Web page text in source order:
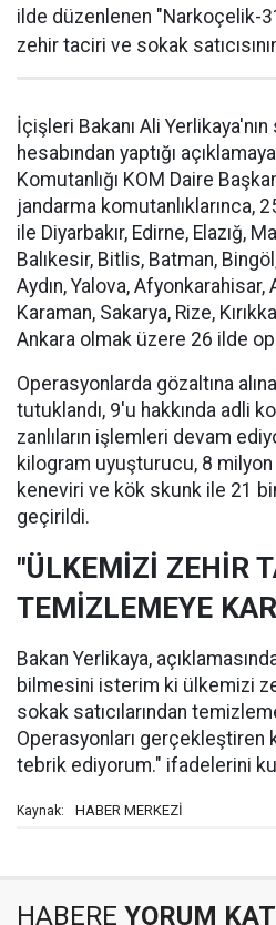
ilde düzenlenen "Narkoçelik-
zehir taciri ve sokak
İçişleri Bakanı Ali
hesabından yaptığı
Komutanlığı KOM Daire
jandarma komutanlıklarınca,
ile Diyarbakır, Edirne, Elazığ,
Balıkesir, Bitlis, Batman,
Aydın, Yalova, Afyonkarahisar,
Karaman, Sakarya, Rize,
Ankara olmak üzere 26 ilde
Operasyonlarda gözaltına
tutuklandı, 9'u hakkında adli
zanlıların işlemleri devam
kilogram uyuşturucu, 8
keneviri ve kök skunk ile 21
geçirildi.
"ÜLKEMİZİ ZEHİR
TEMİZLEMEYE
Bakan Yerlikaya,
bilmesini isterim ki ülkemizi
sokak satıcılarından
Operasyonları gerçekleştiren
tebrik ediyorum." ifadelerini
Kaynak: HABER MERKEZİ
HABERE YORUM KAT